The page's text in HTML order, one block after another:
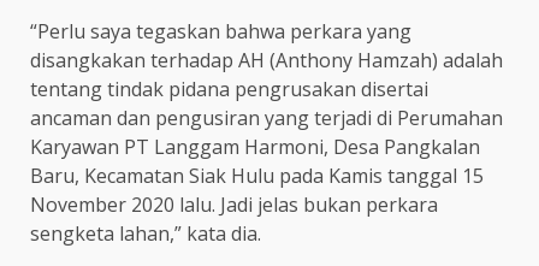
“Perlu saya tegaskan bahwa perkara yang
disangkakan terhadap AH (Anthony Hamzah) adalah
tentang tindak pidana pengrusakan disertai
ancaman dan pengusiran yang terjadi di Perumahan
Karyawan PT Langgam Harmoni, Desa Pangkalan
Baru, Kecamatan Siak Hulu pada Kamis tanggal 15
November 2020 lalu. Jadi jelas bukan perkara
sengketa lahan,” kata dia.